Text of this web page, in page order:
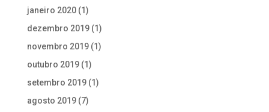
janeiro 2020(1)
dezembro 2019(1)
novembro 2019(1)
outubro 2019(1)
setembro 2019(1)
agosto 2019(7)